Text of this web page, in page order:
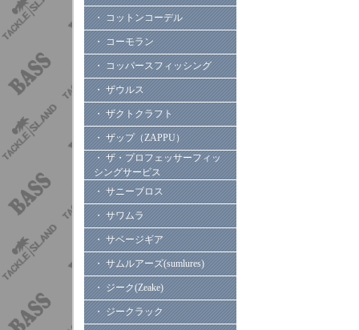
・ コットンコーデル
・ コーモラン
・ コッパースフィッシング
・ ザウルス
・ ザクトクラフト
・ ザップ（ZAPPU）
・ ザ・プロフェッサーフィッ
シングサービス
・ サニーブロス
・ サワムラ
・ サベージギア
・ サムルアーズ(sumlures)
・ ジーク(Zeake)
・ ジークラック